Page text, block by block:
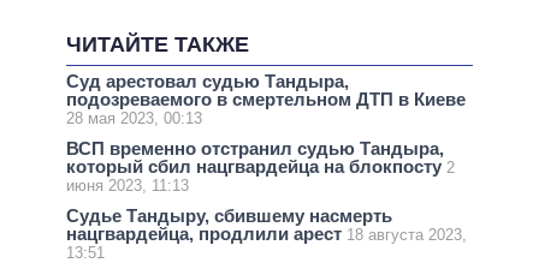
ЧИТАЙТЕ ТАКЖЕ
Суд арестовал судью Тандыра,
подозреваемого в смертельном ДТП в Киеве
28 мая 2023, 00:13
ВСП временно отстранил судью Тандыра,
который сбил нацгвардейца на блокпосту 2
июня 2023, 11:13
Судье Тандыру, сбившему насмерть
нацгвардейца, продлили арест 18 августа 2023,
13:51